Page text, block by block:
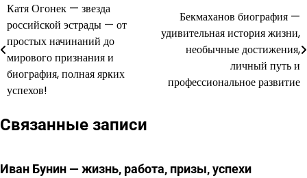
Навигация
по
записям
Катя Огонек — звезда
российской эстрады — от
простых начинаний до
мирового признания и
биография, полная ярких
успехов!
Бекмаханов биография —
удивительная история жизни,
необычные достижения,
личный путь и
профессиональное развитие
Связанные записи
Иван Бунин — жизнь, работа, призы, успехи